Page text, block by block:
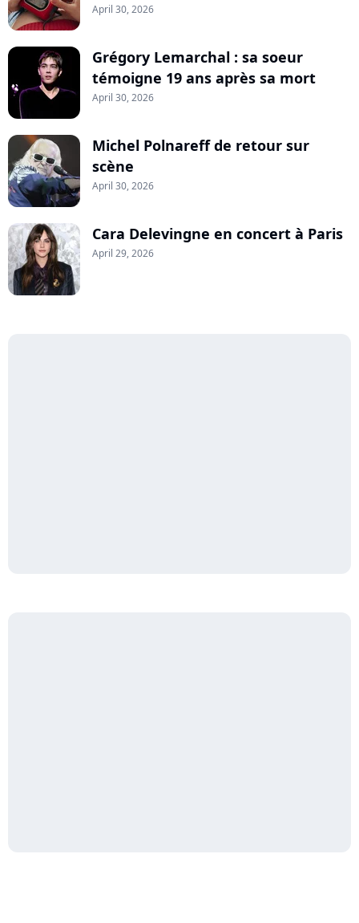
April 30, 2026
Grégory Lemarchal : sa soeur
témoigne 19 ans après sa mort
April 30, 2026
Michel Polnareff de retour sur
scène
April 30, 2026
Cara Delevingne en concert à Paris
April 29, 2026